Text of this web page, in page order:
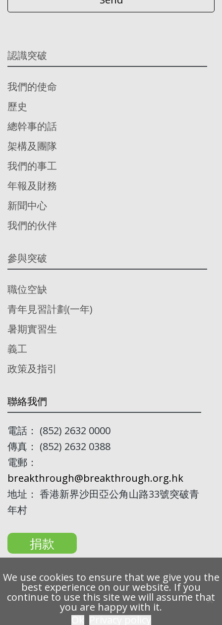
認識突破
我們的使命
歷史
總幹事的話
架構及團隊
我們的事工
年報及財務
新聞中心
我們的伙伴
參與突破
職位空缺
青年見習計劃(一年)
暑期實習生
義工
政策及指引
聯絡我們
電話： (852) 2632 0000
傳真： (852) 2632 0388
電郵：
breakthrough@breakthrough.org.hk
地址： 香港新界沙田亞公角山路33號突破青
年村
捐款
Copyright 2022 Breakthrough Ltd. All rights reserved.
We use cookies to ensure that we give you the
best experience on our website. If you
continue to use this site we will assume that
you are happy with it.